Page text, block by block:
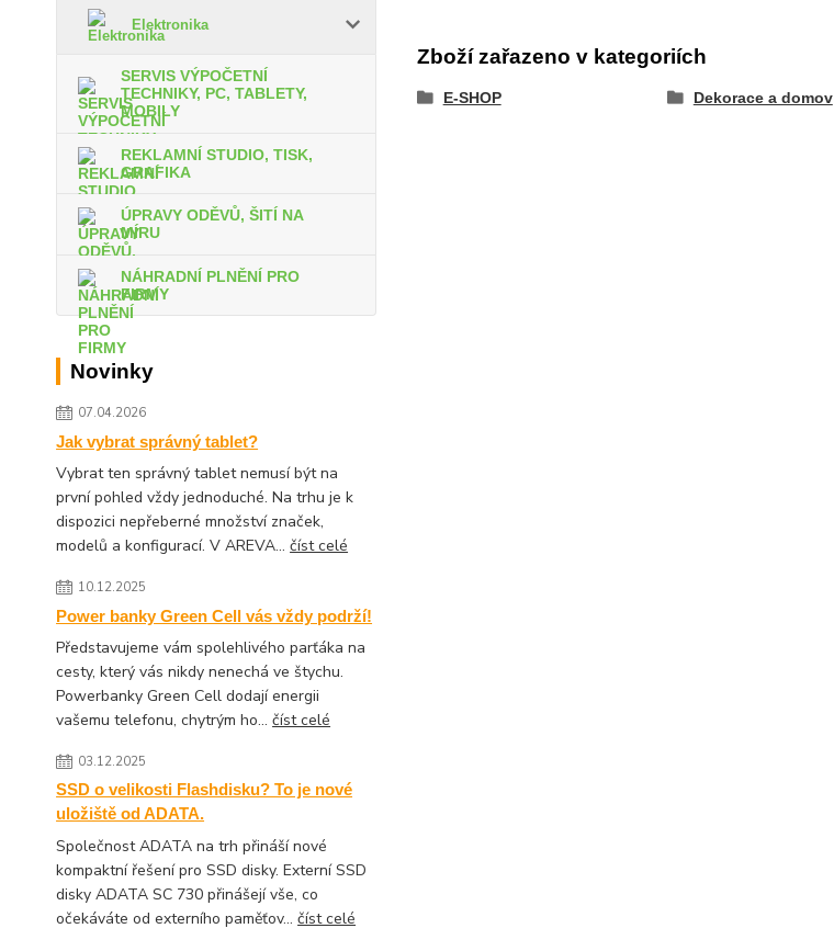
Elektronika
SERVIS VÝPOČETNÍ
TECHNIKY, PC, TABLETY,
MOBILY
REKLAMNÍ STUDIO, TISK,
GRAFIKA
ÚPRAVY ODĚVŮ, ŠITÍ NA
MÍRU
NÁHRADNÍ PLNĚNÍ PRO
FIRMY
Novinky
07.04.2026
Jak vybrat správný tablet?
Vybrat ten správný tablet nemusí být na
první pohled vždy jednoduché. Na trhu je k
dispozici nepřeberné množství značek,
modelů a konfigurací. V AREVA...číst celé
10.12.2025
Power banky Green Cell vás vždy podrží!
Představujeme vám spolehlivého parťáka na
cesty, který vás nikdy nenechá ve štychu.
Powerbanky Green Cell dodají energii
vašemu telefonu, chytrým ho...číst celé
03.12.2025
SSD o velikosti Flashdisku? To je nové
uložiště od ADATA.
Společnost ADATA na trh přináší nové
kompaktní řešení pro SSD disky. Externí SSD
disky ADATA SC 730 přinášejí vše, co
očekáváte od externího paměťov...číst celé
Zboží zařazeno v kategoriích
E-SHOP Dekorace a domov